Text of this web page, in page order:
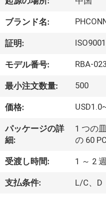
ク
ト
私
に
つ
い
て
ブランド名:
証明:
モデル番号: RBA-
最小注文数量: 500
価格:
パッケージの詳
細:
1 つの
の 60 PC
受渡し時間: 1 ～ 2
支払条件: L/C、D